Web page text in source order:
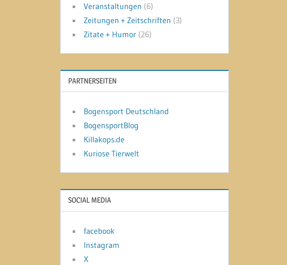
Veranstaltungen (6)
Zeitungen + Zeitschriften (3)
Zitate + Humor (26)
PARTNERSEITEN
Bogensport Deutschland
BogensportBlog
Killakops.de
Kuriose Tierwelt
SOCIAL MEDIA
facebook
Instagram
X